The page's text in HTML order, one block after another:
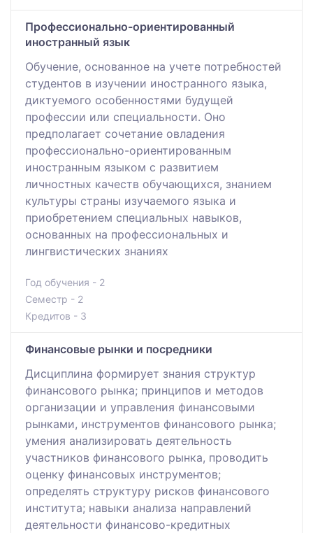
Профессионально-ориентированный
иностранный язык
Обучение, основанное на учете потребностей
студентов в изучении иностранного языка,
диктуемого особенностями будущей
профессии или специальности. Оно
предполагает сочетание овладения
профессионально-ориентированным
иностранным языком с развитием
личностных качеств обучающихся, знанием
культуры страны изучаемого языка и
приобретением специальных навыков,
основанных на профессиональных и
лингвистических знаниях
Год обучения - 2
Семестр - 2
Кредитов - 3
Финансовые рынки и посредники
Дисциплина формирует знания структур
финансового рынка; принципов и методов
организации и управления финансовыми
рынками, инструментов финансового рынка;
умения анализировать деятельность
участников финансового рынка, проводить
оценку финансовых инструментов;
определять структуру рисков финансового
института; навыки анализа направлений
деятельности финансово-кредитных